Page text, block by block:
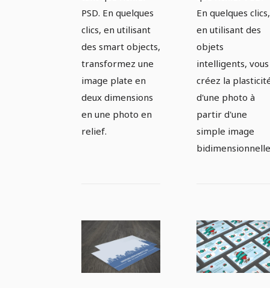
PSD. En quelques
clics, en utilisant
des smart objects,
transformez une
image plate en
deux dimensions
en une photo en
relief.
En quelques clics,
en utilisant des
objets
intelligents, vous
créez la
d'une photo à
partir d'une
simple image